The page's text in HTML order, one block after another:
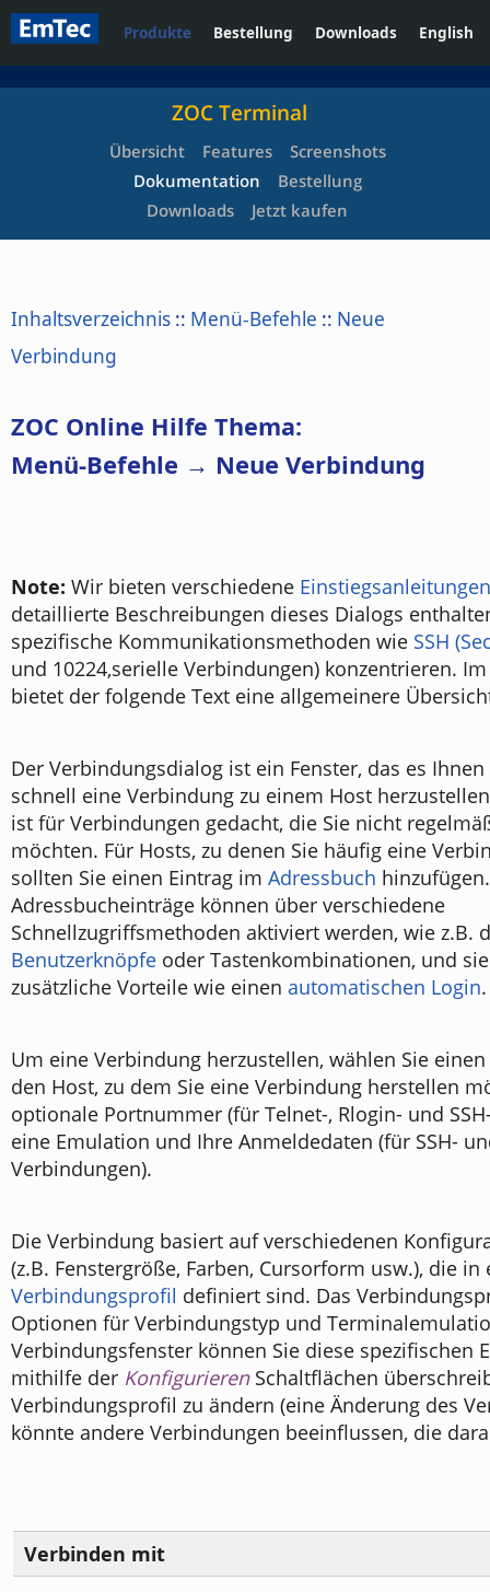
Produkte Bestellung Downloads English
ZOC Terminal
Übersicht Features
Screenshots
Dokumentation
Bestellung
Downloads
Jetzt kaufen
Inhaltsverzeichnis :: Menü-Befehle :: Neue
Verbindung
ZOC Online Hilfe Thema:
Menü-Befehle → Neue Verbindung
Note: Wir bieten verschiedene Einstiegsanleitungen
detaillierte Beschreibungen dieses Dialogs
spezifische Kommunikationsmethoden wie SSH
und 10224,serielle Verbindungen) konzentrieren.
bietet der folgende Text eine allgemeinere
Der Verbindungsdialog ist ein Fenster, das es
schnell eine Verbindung zu einem Host
ist für Verbindungen gedacht, die Sie nicht
möchten. Für Hosts, zu denen Sie häufig eine
sollten Sie einen Eintrag im Adressbuch hinzufügen.
Adressbucheinträge können über verschiedene
Schnellzugriffsmethoden aktiviert werden, wie z.B.
Benutzerknöpfe oder Tastenkombinationen, und
zusätzliche Vorteile wie einen automatischen Login.
Um eine Verbindung herzustellen, wählen Sie
den Host, zu dem Sie eine Verbindung herstellen
optionale Portnummer (für Telnet-, Rlogin- und
eine Emulation und Ihre Anmeldedaten (für SSH-
Verbindungen).
Die Verbindung basiert auf verschiedenen
(z.B. Fenstergröße, Farben, Cursorform usw.), die in
Verbindungsprofil definiert sind. Das
Optionen für Verbindungstyp und
Verbindungsfenster können Sie diese spezifischen
mithilfe der KonfigurierenSchaltflächen
Verbindungsprofil zu ändern (eine Änderung des
könnte andere Verbindungen beeinflussen, die
Verbinden mit